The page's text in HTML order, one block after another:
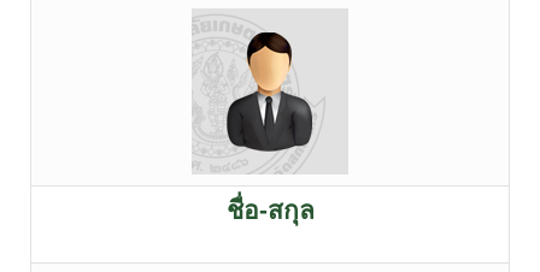
ชื่อ-สกุล